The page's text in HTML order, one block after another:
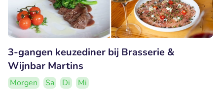
3-gangen keuzediner bij Brasserie &
Wijnbar Martins
Morgen Sa Di
Mi